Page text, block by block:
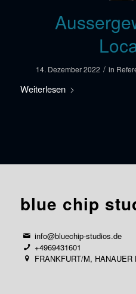
14. Dezember 2022 / in
Weiterlesen
blue chip
info@bluechip-studios.de
+4969431601
FRANKFURT/M,